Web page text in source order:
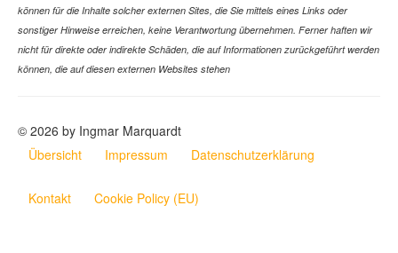
können für die Inhalte solcher externen Sites, die Sie mittels eines Links oder
sonstiger Hinweise erreichen, keine Verantwortung übernehmen. Ferner haften wir
nicht für direkte oder indirekte Schäden, die auf Informationen zurückgeführt werden
können, die auf diesen externen Websites stehen
© 2026 by Ingmar Marquardt
Übersicht
Impressum Datenschutzerklärung
Kontakt Cookie Policy (EU)